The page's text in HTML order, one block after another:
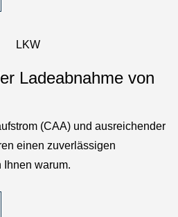
LKW
Ladeabnahme von
(CAA) und ausreichender
einen zuverlässigen
Ihnen warum.